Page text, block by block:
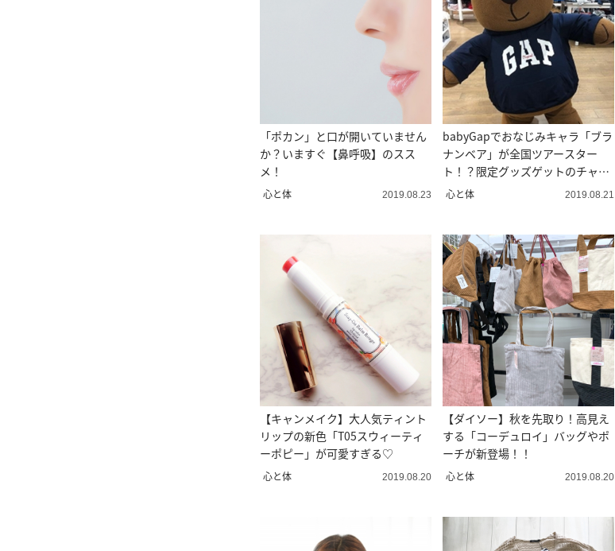
「ポカン」と口が開いていません
か？いますぐ【鼻呼吸】のスス
メ！
心と体 2019.08.23
babyGapでおなじみキャラ「ブラ
ナンベア」が全国ツアースター
ト！？限定グッズゲットのチャン
ス！
心と体 2019.08.21
【キャンメイク】大人気ティント
リップの新色「T05スウィーティ
ーポピー」が可愛すぎる♡
心と体 2019.08.20
【ダイソー】秋を先取り！高見え
する「コーデュロイ」バッグやポ
ーチが新登場！！
心と体 2019.08.20